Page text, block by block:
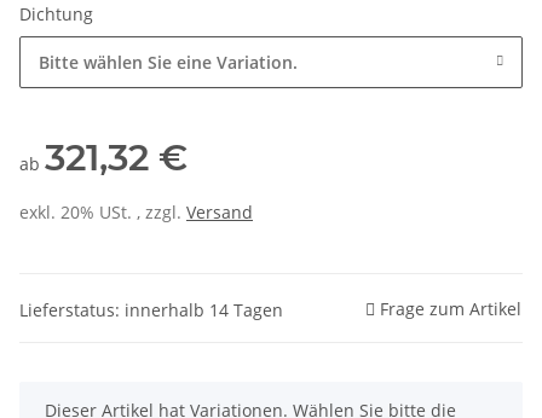
Dichtung
Bitte wählen Sie eine Variation.
ab 321,32 €
exkl. 20% USt. , zzgl. Versand
Lieferstatus: innerhalb 14 Tagen Frage zum Artikel
x
Dieser Artikel hat Variationen. Wählen Sie bitte die